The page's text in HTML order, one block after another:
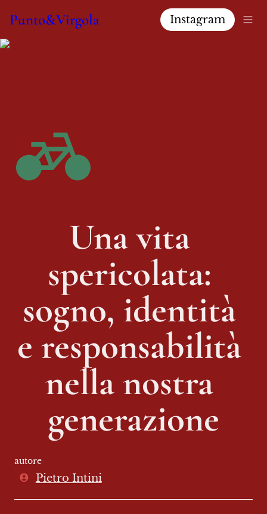
Punto&Virgola Instagram
Una vita
spericolata:
sogno, identità
e responsabilità
nella nostra
generazione
autore
Pietro Intini